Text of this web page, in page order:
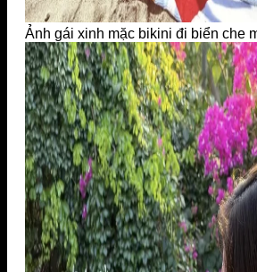
Ảnh gái xinh mặc bikini đi biển che